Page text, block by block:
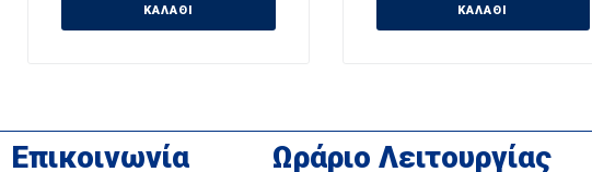
ΚΑΛΆΘΙ
ΚΑΛΆΘΙ
Επικοινωνία Ωράριο Λειτουργίας